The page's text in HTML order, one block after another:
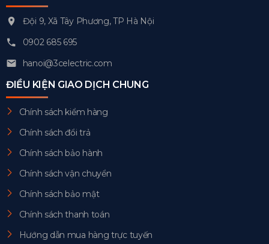
Đội 9, Xã Tây Phương, TP Hà Nội
0902 685 695
hanoi@3celectric.com
ĐIỀU KIỆN GIAO DỊCH CHUNG
Chính sách kiểm hàng
Chính sách đổi trả
Chính sách bảo hành
Chính sách vận chuyển
Chính sách bảo mật
Chính sách thanh toán
Hướng dẫn mua hàng trực tuyến